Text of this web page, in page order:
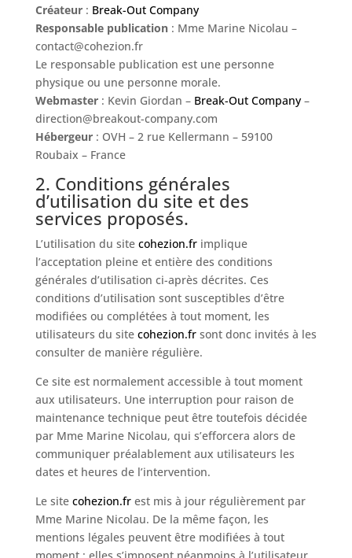
Créateur : Break-Out Company
Responsable publication : Mme Marine Nicolau –
contact@cohezion.fr
Le responsable publication est une personne
physique ou une personne morale.
Webmaster : Kevin Giordan – Break-Out Company–
direction@breakout-company.com
Hébergeur : OVH – 2 rue Kellermann – 59100
Roubaix – France
2. Conditions générales
d’utilisation du site et des
services proposés.
L’utilisation du site cohezion.fr implique
l’acceptation pleine et entière des conditions
générales d’utilisation ci-après décrites. Ces
conditions d’utilisation sont susceptibles d’être
modifiées ou complétées à tout moment, les
utilisateurs du site cohezion.fr sont donc invités à les
consulter de manière régulière.
Ce site est normalement accessible à tout moment
aux utilisateurs. Une interruption pour raison de
maintenance technique peut être toutefois décidée
par Mme Marine Nicolau, qui s’efforcera alors de
communiquer préalablement aux utilisateurs les
dates et heures de l’intervention.
Le site cohezion.fr est mis à jour régulièrement par
Mme Marine Nicolau. De la même façon, les
mentions légales peuvent être modifiées à tout